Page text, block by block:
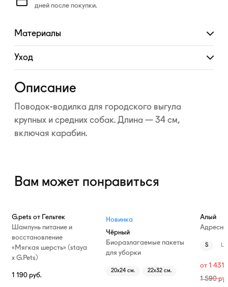
дней после покупки.
Материалы
Развернуть
Уход
Развернуть
Описание
Поводок-водилка для городского выгула
крупных и средних собак. Длина — 34 см,
включая карабин.
Вам может понравиться
G.pets от Гельтек
Шампунь питание и
восстановление
«Мягкая шерсть» (staya
х G.Pets)
1 190 руб.
Новинка
Чёрный
Биоразлагаемые пакеты
для уборки
20х24 см. 22х32 см.
Алый
S L
от 1 431
1 590